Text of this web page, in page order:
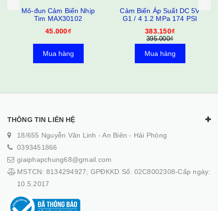
Cảm Biến Áp Suất DC 5V
G1 / 4 1.2 MPa 174 PSI
383.150₫
Mua hàng
Cảm Biến Lưu Lượng
Nước DN25 fi 34mm
533.500₫
550.000₫
Mua hàng
THÔNG TIN LIÊN HỆ
18/655 Nguyễn Văn Linh - An Biên - Hải Phòng
0393451866
giaiphapchung68@gmail.com
MSTCN: 8134294927; GPĐKKD Số: 02C8002308-Cấp ngày:
10.5.2017